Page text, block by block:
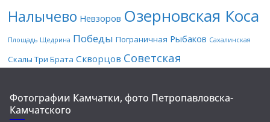
Налычево Невзоров Озерновская Коса
Площадь Щедрина Победы Пограничная Рыбаков Сахалинская
Скалы Три Брата Скворцов Советская
Фотографии Камчатки, фото Петропавловска-
Камчатского